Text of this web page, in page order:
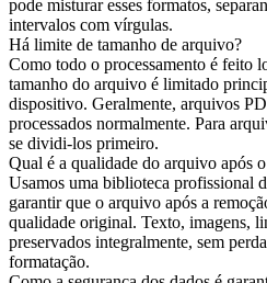
pode misturar esses formatos,
intervalos com vírgulas.
Há limite de tamanho de arquivo?
Como todo o processamento é feito
tamanho do arquivo é limitado
dispositivo. Geralmente, arquivos
processados normalmente. Para
se dividi-los primeiro.
Qual é a qualidade do arquivo após
Usamos uma biblioteca profissional
garantir que o arquivo após a
qualidade original. Texto, imagens,
preservados integralmente, sem
formatação.